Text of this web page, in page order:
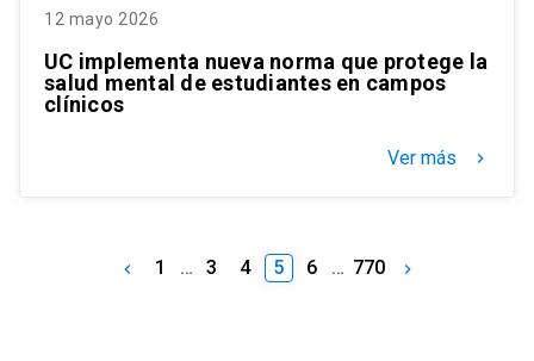
12 mayo 2026
UC implementa nueva norma que protege la
salud mental de estudiantes en campos
clínicos
Ver más keyboard_arrow_right
keyboard_arrow_left 1 … 3 4 5 6 … 770 keyboard_arrow_right